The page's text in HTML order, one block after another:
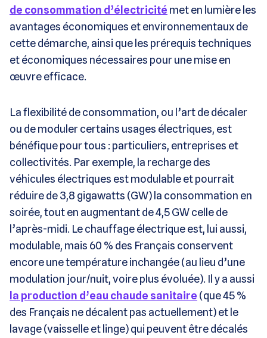
de consommation d’électricité met en lumière les
avantages économiques et environnementaux de
cette démarche, ainsi que les prérequis techniques
et économiques nécessaires pour une mise en
œuvre efficace.
La flexibilité de consommation, ou l’art de décaler
ou de moduler certains usages électriques, est
bénéfique pour tous : particuliers, entreprises et
collectivités. Par exemple, la recharge des
véhicules électriques est modulable et pourrait
réduire de 3,8 gigawatts (GW) la consommation en
soirée, tout en augmentant de 4,5 GW celle de
l’après-midi. Le chauffage électrique est, lui aussi,
modulable, mais 60 % des Français conservent
encore une température inchangée (au lieu d’une
modulation jour/nuit, voire plus évoluée). Il y a aussi
la production d’eau chaude sanitaire (que 45 %
des Français ne décalent pas actuellement) et le
lavage (vaisselle et linge) qui peuvent être décalés